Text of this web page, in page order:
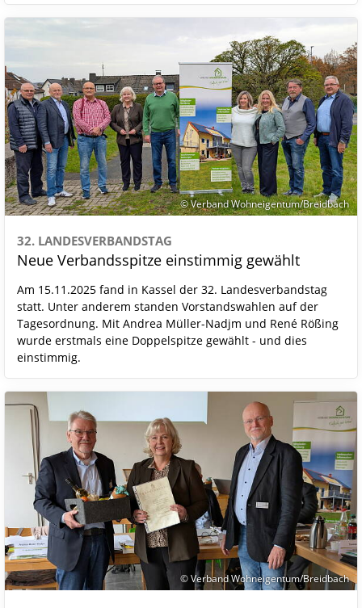
© Verband Wohneigentum/Breidbach
32. LANDESVERBANDSTAG
Neue Verbandsspitze einstimmig gewählt
Am 15.11.2025 fand in Kassel der 32. Landesverbandstag
statt. Unter anderem standen Vorstandswahlen auf der
Tagesordnung. Mit Andrea Müller-Nadjm und René Rößing
wurde erstmals eine Doppelspitze gewählt - und dies
einstimmig.
© Verband Wohneigentum/Breidbach